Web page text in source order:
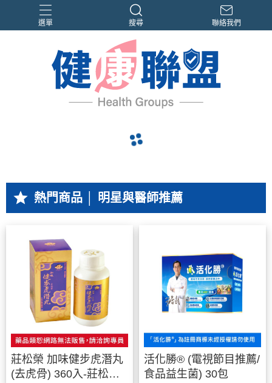
選單 搜尋
曹蘭體驗見證 限時優惠
電視節目熱銷
聯絡我們
grade 熱門商品 │ 明星與醫師推薦
莊松榮 加味健步虎潛丸
(去虎骨) 360入-莊松榮
活化勝® (電視節目推薦/
食品益生菌) 30包